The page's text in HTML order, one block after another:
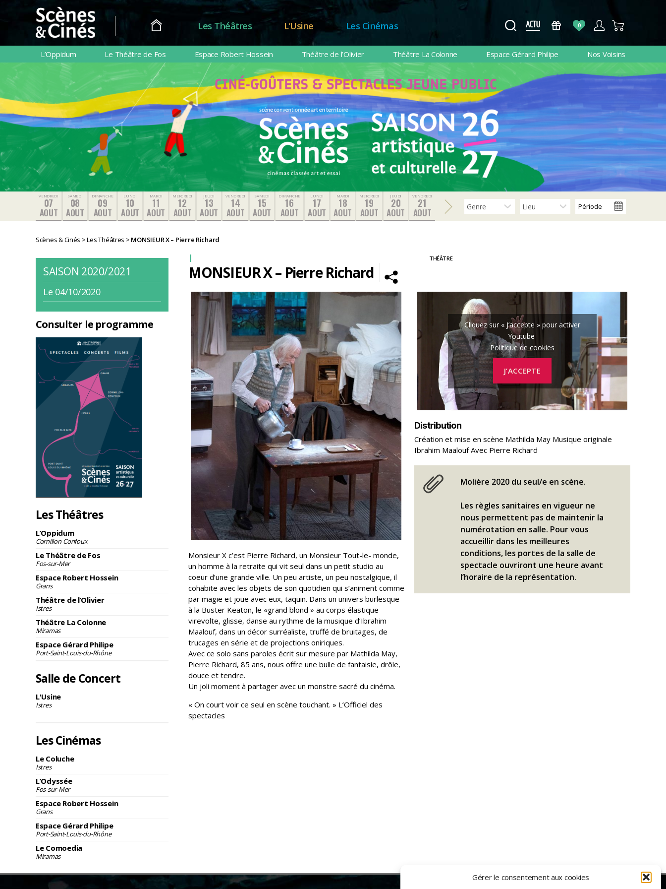
Gérer le consentement aux cookies
Scènes
&
Cinés
Les Théâtres L’Usine Les Cinémas 0
L’Oppidum Le Théâtre de Fos Espace Robert Hossein Théâtre de l’Olivier Théâtre La Colonne Espace Gérard Philipe Nos Voisins
VENDREDI
07
AOUT
SAMEDI
08
AOUT
DIMANCHE
09
AOUT
LUNDI
10
AOUT
MARDI
11
AOUT
MERCREDI
12
AOUT
JEUDI
13
AOUT
VENDREDI
14
AOUT
SAMEDI
15
AOUT
DIMANCHE
16
AOUT
LUNDI
17
AOUT
MARDI
18
AOUT
MERCREDI
19
AOUT
JEUDI
20
AOUT
VENDREDI
21
AOUT
Scènes & Cinés >Les Théâtres > MONSIEUR X – Pierre Richard
SAISON 2020/2021
Le 04/10/2020
Consulter le programme
Les Théâtres
L’Oppidum
Cornillon-Confoux
Le Théâtre de Fos
Fos-sur-Mer
Espace Robert Hossein
Grans
Théâtre de l’Olivier
Istres
Théâtre La Colonne
Miramas
Espace Gérard Philipe
Port-Saint-Louis-du-Rhône
Salle de Concert
L'Usine
Istres
Les Cinémas
Le Coluche
Istres
L’Odyssée
Fos-sur-Mer
Espace Robert Hossein
Grans
Espace Gérard Philipe
Port-Saint-Louis-du-Rhône
Le Comoedia
Miramas
MONSIEUR X – Pierre Richard
THÉÂTRE
Monsieur X c’est Pierre Richard, un Monsieur Tout-le- monde,
un homme à la retraite qui vit seul dans un petit studio au
coeur d’une grande ville. Un peu artiste, un peu nostalgique, il
cohabite avec les objets de son quotidien qui s’animent comme
par magie et joue avec eux, taquin. Dans un univers burlesque
à la Buster Keaton, le «grand blond » au corps élastique
virevolte, glisse, danse au rythme de la musique d’Ibrahim
Maalouf, dans un décor surréaliste, truffé de bruitages, de
trucages en série et de projections oniriques.
Avec ce solo sans paroles écrit sur mesure par Mathilda May,
Pierre Richard, 85 ans, nous offre une bulle de fantaisie, drôle,
douce et tendre.
Un joli moment à partager avec un monstre sacré du cinéma.
« On court voir ce seul en scène touchant. » L’Officiel des
spectacles
Cliquez sur « J’accepte » pour activer
Youtube
Politique de cookies
J’ACCEPTE
Distribution
Création et mise en scène Mathilda May Musique originale
Ibrahim Maalouf Avec Pierre Richard
Molière 2020 du seul/e en scène.
Les règles sanitaires en vigueur ne
nous permettent pas de maintenir la
numérotation en salle. Pour vous
accueillir dans les meilleures
conditions, les portes de la salle de
spectacle ouvriront une heure avant
l’horaire de la représentation.